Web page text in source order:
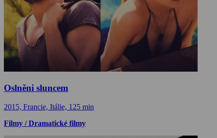
Oslněni sluncem
2015, Francie, Itálie, 125 min
Filmy / Dramatické filmy